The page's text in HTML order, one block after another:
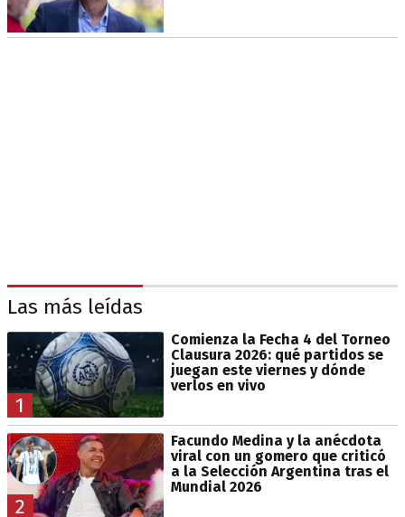
Las más leídas
1
Comienza la Fecha 4 del Torneo
Clausura 2026: qué partidos se
juegan este viernes y dónde
verlos en vivo
2
Facundo Medina y la anécdota
viral con un gomero que criticó
a la Selección Argentina tras el
Mundial 2026